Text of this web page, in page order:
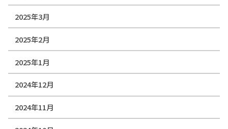
2025年3月
2025年2月
2025年1月
2024年12月
2024年11月